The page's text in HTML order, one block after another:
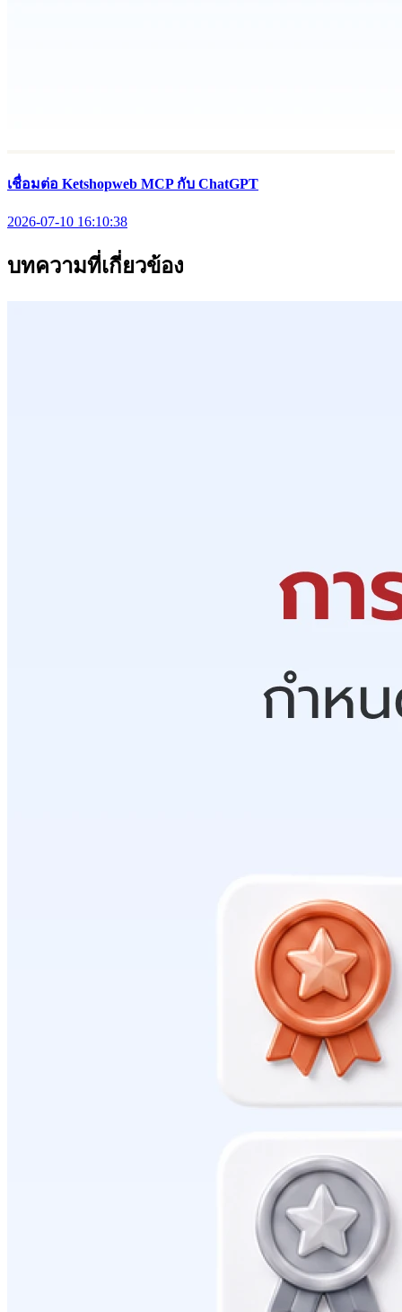
เชื่อมต่อ Ketshopweb MCP กับ ChatGPT
2026-07-10 16:10:38
บทความที่เกี่ยวข้อง